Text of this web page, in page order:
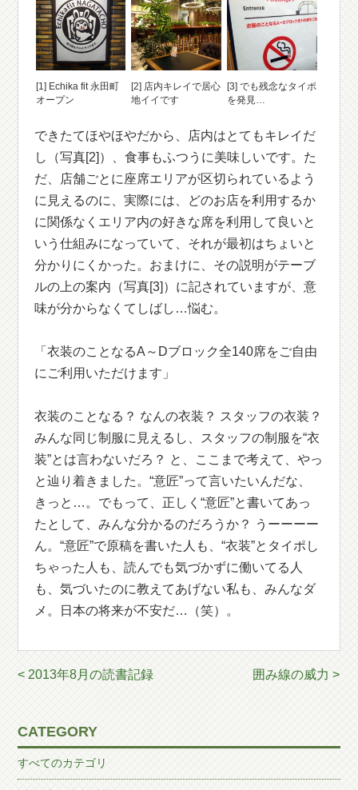
[1] Echika fit 永田町
オープン
[2] 店内キレイで居心
地イイです
[3] でも残念なタイポ
を発見…
できたてほやほやだから、店内はとてもキレイだ
し（写真[2]）、食事もふつうに美味しいです。た
だ、店舗ごとに座席エリアが区切られているよう
に見えるのに、実際には、どのお店を利用するか
に関係なくエリア内の好きな席を利用して良いと
いう仕組みになっていて、それが最初はちょいと
分かりにくかった。おまけに、その説明がテーブ
ルの上の案内（写真[3]）に記されていますが、意
味が分からなくてしばし…悩む。
「衣装のことなるA～Dブロック全140席をご自由
にご利用いただけます」
衣装のことなる？ なんの衣装？ スタッフの衣装？
みんな同じ制服に見えるし、スタッフの制服を“衣
装”とは言わないだろ？ と、ここまで考えて、やっ
と辿り着きました。“意匠”って言いたいんだな、
きっと…。でもって、正しく“意匠”と書いてあっ
たとして、みんな分かるのだろうか？ うーーーー
ん。“意匠”で原稿を書いた人も、“衣装”とタイポし
ちゃった人も、読んでも気づかずに働いてる人
も、気づいたのに教えてあげない私も、みんなダ
メ。日本の将来が不安だ…（笑）。
< 2013年8月の読書記録 囲み線の威力 >
CATEGORY
すべてのカテゴリ